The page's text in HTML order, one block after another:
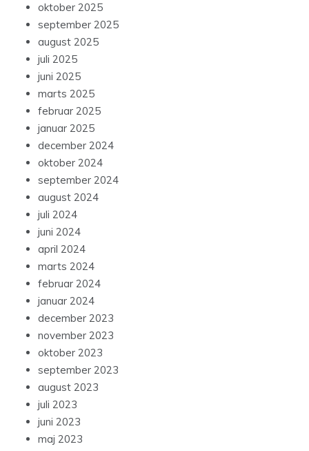
oktober 2025
september 2025
august 2025
juli 2025
juni 2025
marts 2025
februar 2025
januar 2025
december 2024
oktober 2024
september 2024
august 2024
juli 2024
juni 2024
april 2024
marts 2024
februar 2024
januar 2024
december 2023
november 2023
oktober 2023
september 2023
august 2023
juli 2023
juni 2023
maj 2023